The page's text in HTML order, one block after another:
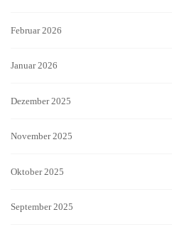
Februar 2026
Januar 2026
Dezember 2025
November 2025
Oktober 2025
September 2025